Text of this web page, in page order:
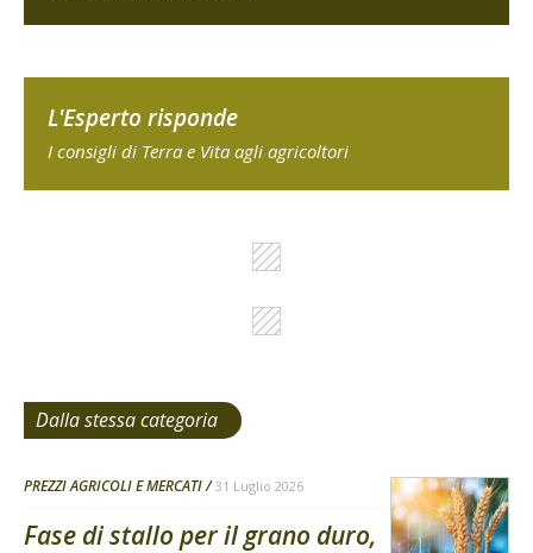
L'Esperto risponde
I consigli di Terra e Vita agli agricoltori
Dalla stessa categoria
PREZZI AGRICOLI E MERCATI 31 Luglio 2026
Fase di stallo per il grano duro,